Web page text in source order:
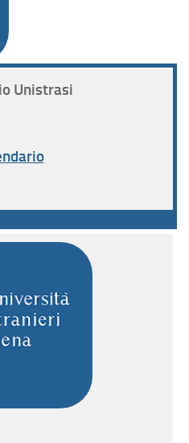
Unistrasi